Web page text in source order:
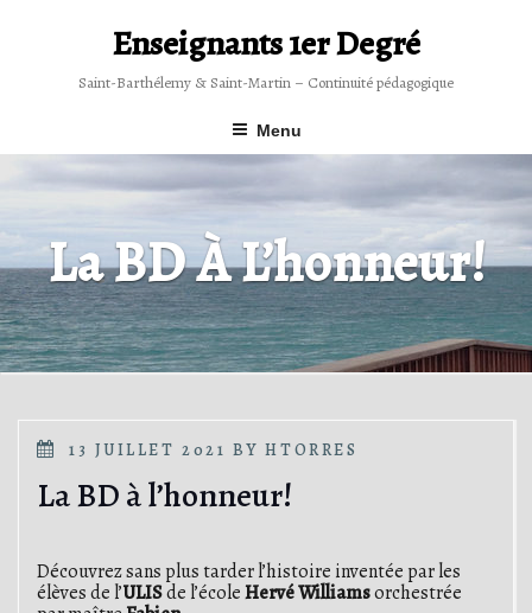
Enseignants 1er Degré
Saint-Barthélemy & Saint-Martin – Continuité pédagogique
Menu
La BD À L’honneur!
POSTED
13 JUILLET 2021 BYHTORRES
La BD à l’honneur!
Découvrez sans plus tarder l’histoire inventée par les
élèves de l’ULISde l’écoleHervé Williamsorchestrée